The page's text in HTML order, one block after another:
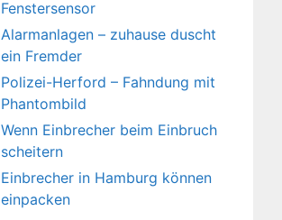
Fenstersensor
Alarmanlagen – zuhause duscht
ein Fremder
Polizei-Herford – Fahndung mit
Phantombild
Wenn Einbrecher beim Einbruch
scheitern
Einbrecher in Hamburg können
einpacken